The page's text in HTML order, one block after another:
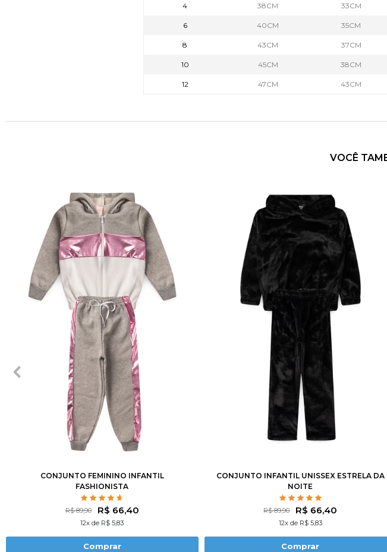
4 38CM 33CM
6 40CM 35CM
8 43CM 37CM
10 45CM 38CM
12 47CM 43CM
VOCÊ
6 10
CONJUNTO FEMININO INFANTIL
FASHIONISTA
R$ 89,90 R$ 66,40
12x de R$ 5,83
Comprar
CONJUNTO INFANTIL UNISSEX ESTRELA DA
NOITE
R$ 89,90 R$ 66,40
12x de R$ 5,83
Comprar